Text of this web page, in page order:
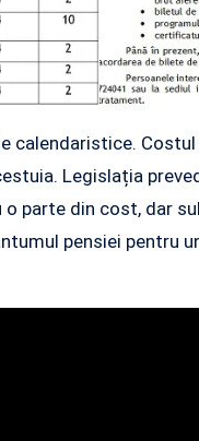
calendaristice.
Legislația
parte din cost, dar
pensiei pentru